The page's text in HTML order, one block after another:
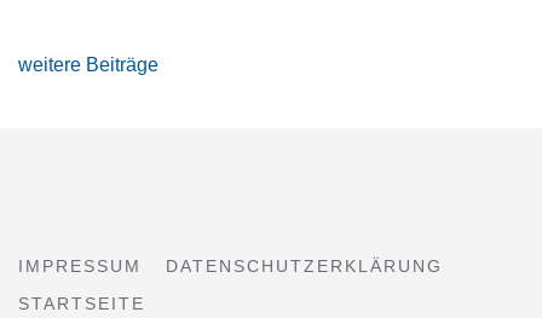
weitere Beiträge
IMPRESSUM
DATENSCHUTZERKLÄRUNG
STARTSEITE